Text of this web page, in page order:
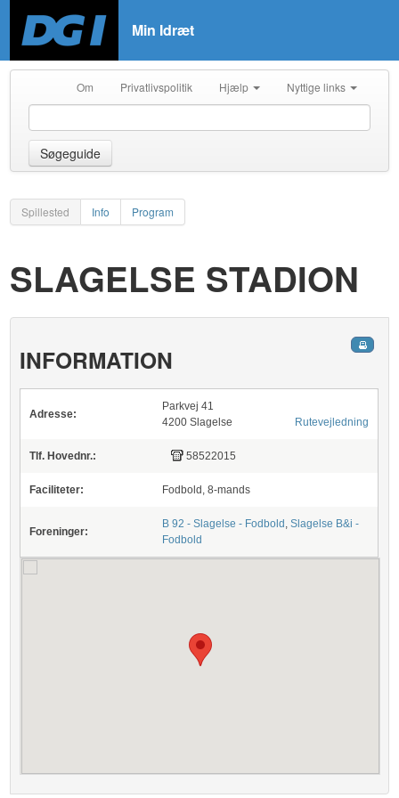
Min Idræt
Om Privatlivspolitik Hjælp Nyttige links
Søgeguide
Spillested Info Program
SLAGELSE STADION
INFORMATION
Adresse:
Parkvej 41
4200 Slagelse
Rutevejledning
Tlf. Hovednr.: 58522015
Faciliteter: Fodbold, 8-mands
Foreninger:
B 92 - Slagelse - Fodbold ,Slagelse B&i -
Fodbold